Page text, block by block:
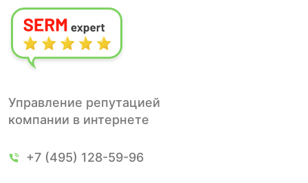
Управление репутацией
компании в интернете
+7 (495) 128-59-96